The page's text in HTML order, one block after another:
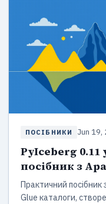
ПОСІБНИКИ Jun 19,
PyIceberg
посібник з
Практичний посібник
Glue каталоги,